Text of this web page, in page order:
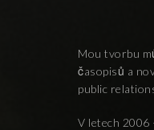
Mou tvorbu
časopisů a
public
V letech 2006